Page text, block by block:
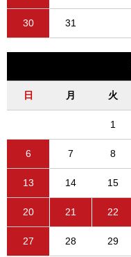
30 31
日 月 火
1
6 7 8
13 14 15
20 21 22
27 28 29